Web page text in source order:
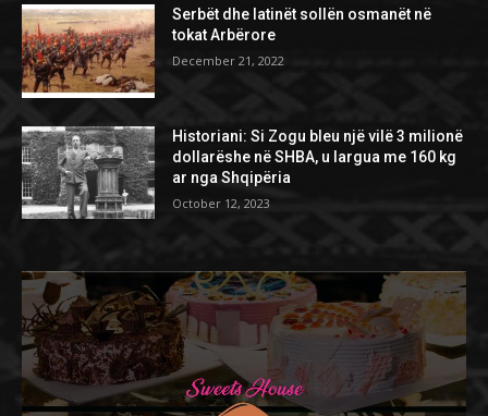
Serbët dhe latinët sollën osmanët në
tokat Arbërore
December 21, 2022
Historiani: Si Zogu bleu një vilë 3 milionë
dollarëshe në SHBA, u largua me 160 kg
ar nga Shqipëria
October 12, 2023